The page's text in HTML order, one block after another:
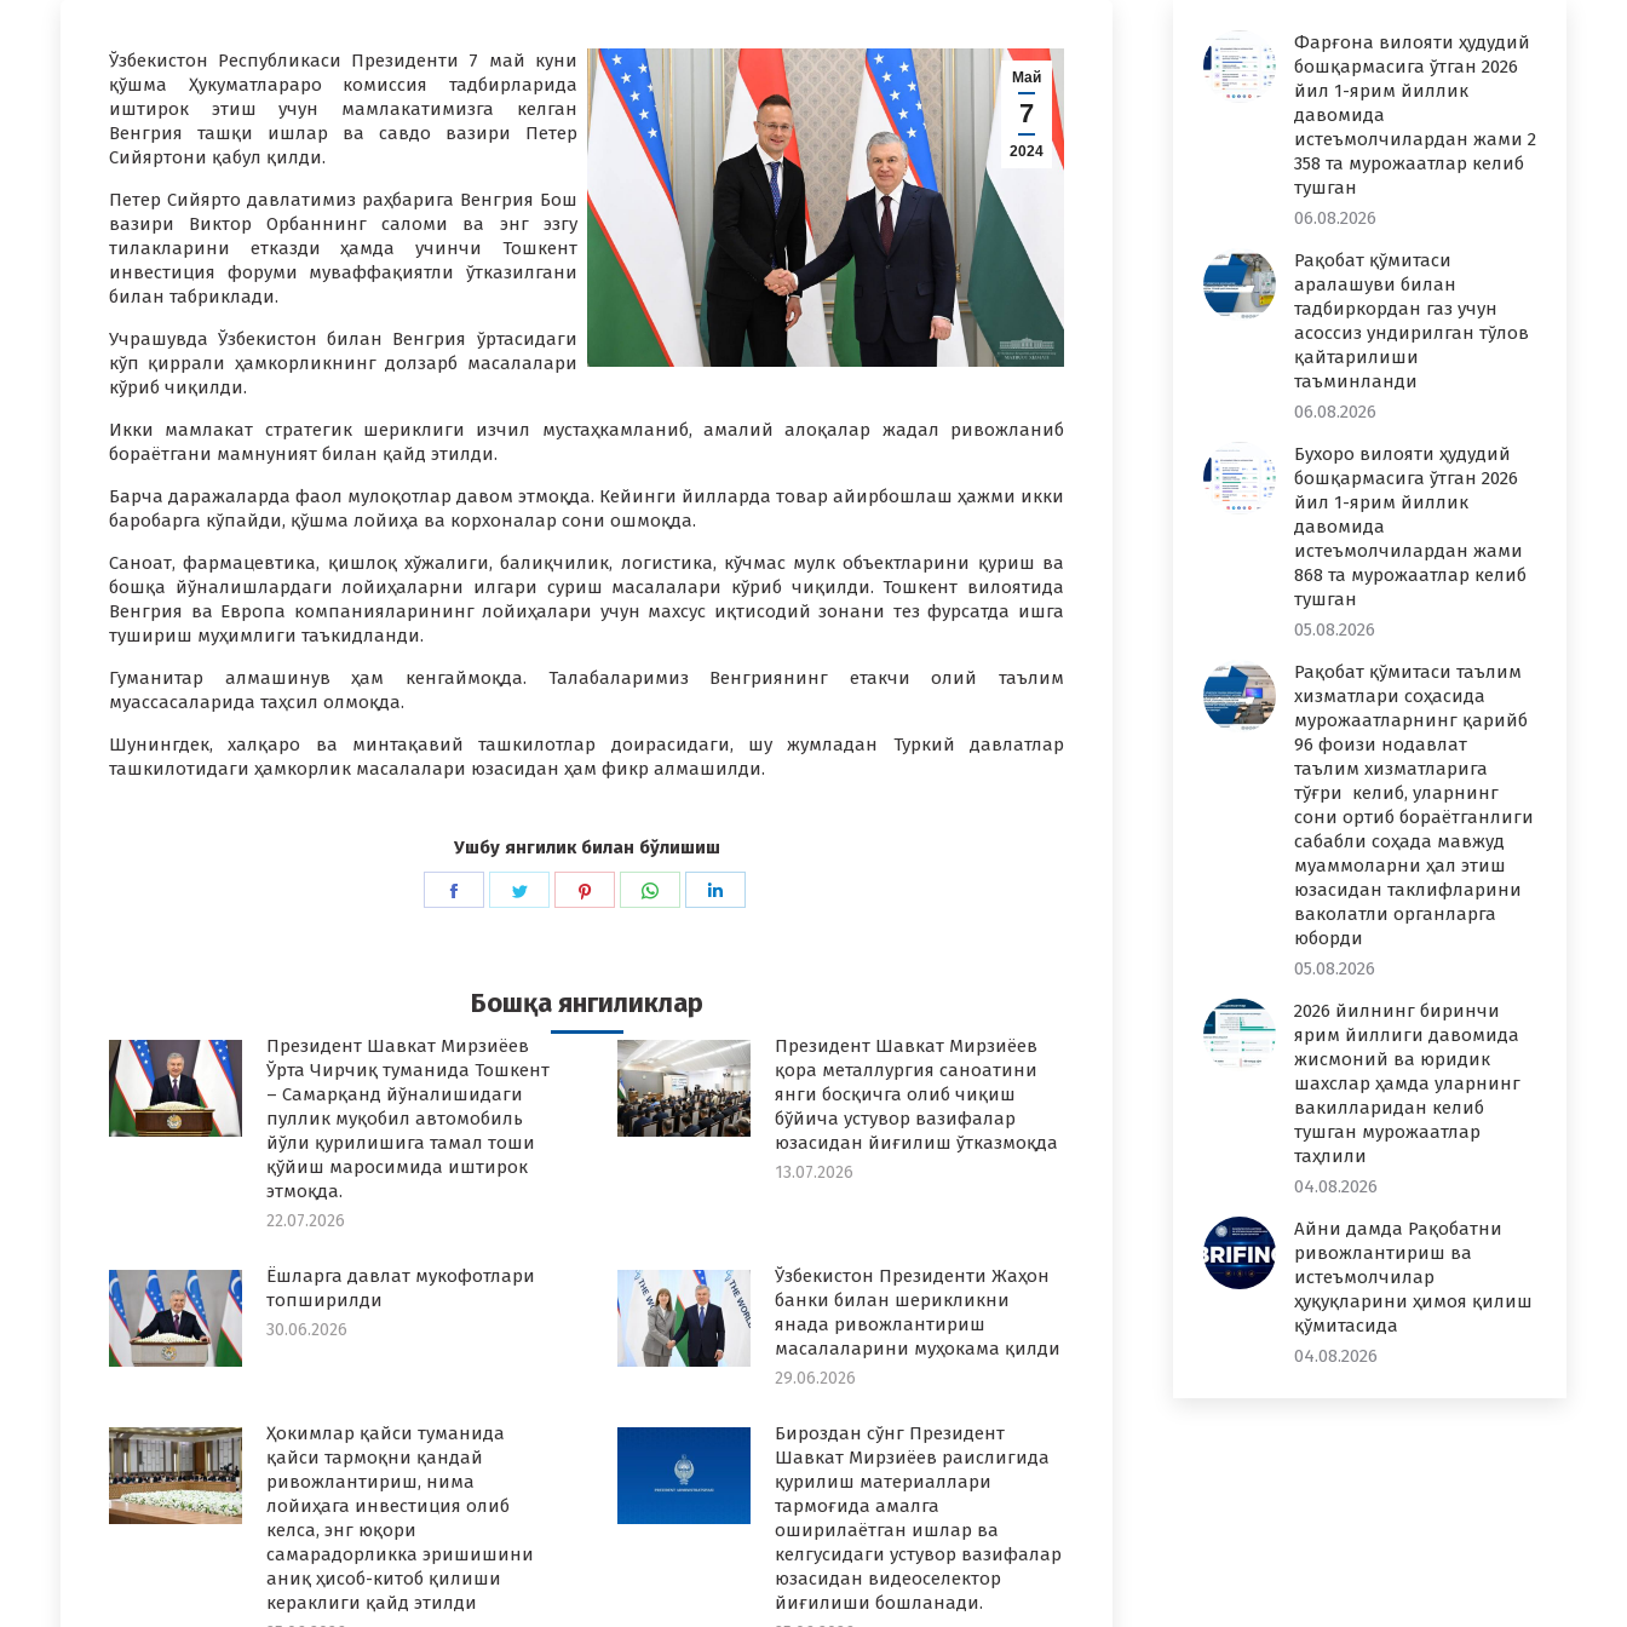
Май
7
2024
Ўзбекистон Республикаси Президенти 7 май куни
қўшма Ҳукуматлараро комиссия тадбирларида
иштирок этиш учун мамлакатимизга келган
Венгрия ташқи ишлар ва савдо вазири Петер
Сийяртони қабул қилди.
Петер Сийярто давлатимиз раҳбарига Венгрия Бош
вазири Виктор Орбаннинг саломи ва энг эзгу
тилакларини етказди ҳамда учинчи Тошкент
инвестиция форуми муваффақиятли ўтказилгани
билан табриклади.
Учрашувда Ўзбекистон билан Венгрия ўртасидаги
кўп қиррали ҳамкорликнинг долзарб масалалари
кўриб чиқилди.
Икки мамлакат стратегик шериклиги изчил мустаҳкамланиб, амалий алоқалар жадал ривожланиб
бораётгани мамнуният билан қайд этилди.
Барча даражаларда фаол мулоқотлар давом этмоқда. Кейинги йилларда товар айирбошлаш ҳажми икки
баробарга кўпайди, қўшма лойиҳа ва корхоналар сони ошмоқда.
Саноат, фармацевтика, қишлоқ хўжалиги, балиқчилик, логистика, кўчмас мулк объектларини қуриш ва
бошқа йўналишлардаги лойиҳаларни илгари суриш масалалари кўриб чиқилди. Тошкент вилоятида
Венгрия ва Европа компанияларининг лойиҳалари учун махсус иқтисодий зонани тез фурсатда ишга
тушириш муҳимлиги таъкидланди.
Гуманитар алмашинув ҳам кенгаймоқда. Талабаларимиз Венгриянинг етакчи олий таълим
муассасаларида таҳсил олмоқда.
Шунингдек, халқаро ва минтақавий ташкилотлар доирасидаги, шу жумладан Туркий давлатлар
ташкилотидаги ҳамкорлик масалалари юзасидан ҳам фикр алмашилди.
Ушбу янгилик билан бўлишиш
Share
Share
Share
Share
Бошқа янгиликлар
Президент Шавкат Мирзиёев
Ўрта Чирчиқ туманида Тошкент
– Самарқанд йўналишидаги
пуллик муқобил автомобиль
йўли қурилишига тамал тоши
қўйиш маросимида иштирок
этмоқда.
22.07.2026
Президент Шавкат Мирзиёев
қора металлургия саноатини
янги босқичга олиб чиқиш
бўйича устувор вазифалар
юзасидан йиғилиш ўтказмоқда
13.07.2026
Ёшларга давлат мукофотлари
топширилди
30.06.2026
Ўзбекистон Президенти Жаҳон
банки билан шерикликни
янада ривожлантириш
масалаларини муҳокама қилди
29.06.2026
Ҳокимлар қайси туманида
қайси тармоқни қандай
ривожлантириш, нима
лойиҳага инвестиция олиб
келса, энг юқори
самарадорликка эришишини
аниқ ҳисоб-китоб қилиши
кераклиги қайд этилди
Бироздан сўнг Президент
Шавкат Мирзиёев раислигида
қурилиш материаллари
тармоғида амалга
оширилаётган ишлар ва
келгусидаги устувор вазифалар
юзасидан видеоселектор
йиғилиши бошланади.
Фарғона вилояти ҳудудий
бошқармасига ўтган 2026
йил 1-ярим йиллик
давомида
истеъмолчилардан жами 2
358 та мурожаатлар келиб
тушган
06.08.2026
Рақобат қўмитаси
аралашуви билан
тадбиркордан газ учун
асоссиз ундирилган тўлов
қайтарилиши
таъминланди
06.08.2026
Бухоро вилояти ҳудудий
бошқармасига ўтган 2026
йил 1-ярим йиллик
давомида
истеъмолчилардан жами
868 та мурожаатлар келиб
тушган
05.08.2026
Рақобат қўмитаси таълим
хизматлари соҳасида
мурожаатларнинг қарийб
96 фоизи нодавлат
таълим хизматларига
тўғри келиб, уларнинг
сони ортиб бораётганлиги
сабабли соҳада мавжуд
муаммоларни ҳал этиш
юзасидан таклифларини
ваколатли органларга
юборди
05.08.2026
2026 йилнинг биринчи
ярим йиллиги давомида
жисмоний ва юридик
шахслар ҳамда уларнинг
вакилларидан келиб
тушган мурожаатлар
таҳлили
04.08.2026
Айни дамда Рақобатни
ривожлантириш ва
истеъмолчилар
ҳуқуқларини ҳимоя қилиш
қўмитасида
04.08.2026